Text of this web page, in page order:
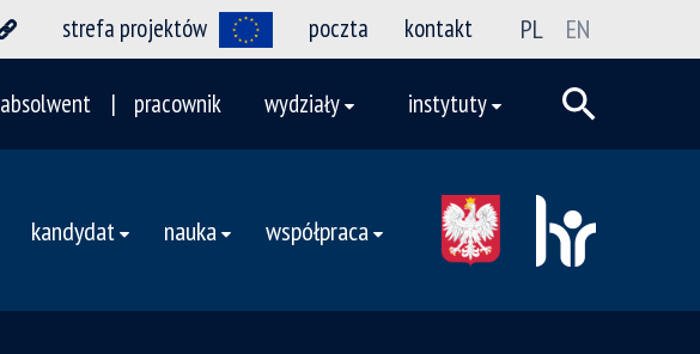
strefa projektów poczta kontakt PL EN
absolwent pracownik wydziały instytuty
kandydat nauka współpraca